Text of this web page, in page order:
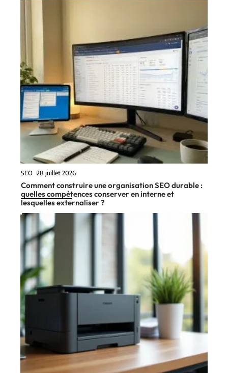
SEO 28 juillet 2026
Comment construire une organisation SEO durable :
quelles compétences conserver en interne et
lesquelles externaliser ?